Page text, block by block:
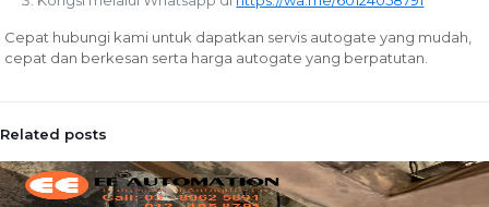
Cepat hubungi kami untuk dapatkan servis autogate yang mudah,
cepat dan berkesan serta harga autogate yang berpatutan.
Related posts